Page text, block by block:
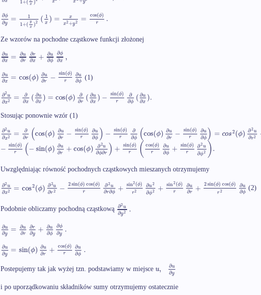
x
∂ϕ
∂y =
1
1+( y
x )2 ( 1
x ) =
x
x2+y2 = cos(ϕ)
r .
Ze wzorów na pochodne cząstkowe funkcji złożonej
∂u
∂x = ∂u
∂r
∂r
∂x + ∂u
∂ϕ
∂ϕ
∂x ,
∂u
∂x = cos(ϕ) ∂u
∂r − sin(ϕ)
r
∂u
∂ϕ
(1)
∂2u
∂x2 = ∂
∂x ( ∂u
∂x ) = cos(ϕ) ∂
∂r ( ∂u
∂x ) − sin(ϕ)
r
∂
∂ϕ ( ∂u
∂x ).
Stosując ponownie wzór (1)
∂2u
∂x2 = ∂
∂r (cos(ϕ) ∂u
∂r − sin(ϕ)
r
∂u
∂ϕ ) − sin(ϕ)
r
∂
∂ϕ (cos(ϕ) ∂u
∂r − sin(ϕ)
r
∂u
∂ϕ) = cos2(ϕ) ∂2u
∂r2
− sin(ϕ)
r (− sin(ϕ) ∂u
∂r +cos(ϕ) ∂2u
∂ϕ∂r ) + sin(ϕ)
r ( cos(ϕ)
r
∂u
∂ϕ + sin(ϕ)
r
∂2u
∂ϕ2 ).
Uwzględniając równość pochodnych cząstkowych mieszanych otrzymujemy
∂2u
∂x2 = cos2(ϕ) ∂2u
∂r2 − 2sin(ϕ) cos(ϕ)
r
∂2u
∂r∂ϕ + sin2(ϕ)
r2
∂u2
∂ϕ2 + sin2(ϕ)
r
∂u
∂r + 2sin(ϕ) cos(ϕ)
r2
∂u
∂ϕ
(2)
Podobnie obliczamy pochodną cząstkową ∂2u
∂y2 .
∂u
∂y = ∂u
∂r
∂r
∂y + ∂u
∂ϕ
∂ϕ
∂y .
∂u
∂y = sin(ϕ) ∂u
∂r + cos(ϕ)
r
∂u
∂ϕ .
Postepujemy tak jak wyżej tzn. podstawiamy w miejsce u, ∂u
∂y
i po uporządkowaniu składników sumy otrzymujemy ostatecznie